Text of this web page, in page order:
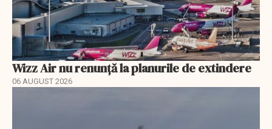
Wizz Air nu renunță la planurile de extindere
06 AUGUST 2026